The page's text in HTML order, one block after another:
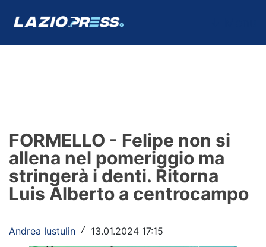
Formello
Infortuni
Primavera
Calciomercato
FORMELLO - Felipe non si
allena nel pomeriggio ma
stringerà i denti. Ritorna
Luis Alberto a centrocampo
Andrea Iustulin / 13.01.2024 17:15